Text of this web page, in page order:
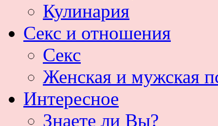
Кулинария
Секс и отношения
Секс
Женская и мужская
Интересное
Знаете ли Вы?